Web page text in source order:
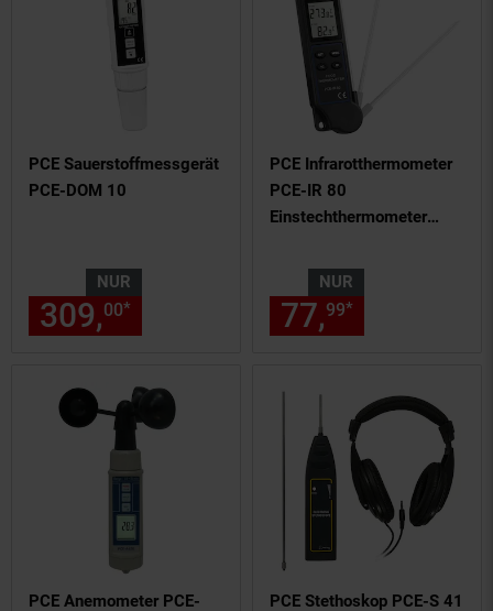
PCE Sauerstoffmessgerät
PCE-DOM 10
NUR
309,00* € Sternchen
PCE Infrarotthermometer
PCE-IR 80
Einstechthermometer
zwei Messarten bis 330°C
NUR
77,99*
PCE Anemometer PCE-
PCE Stethoskop PCE-S 41